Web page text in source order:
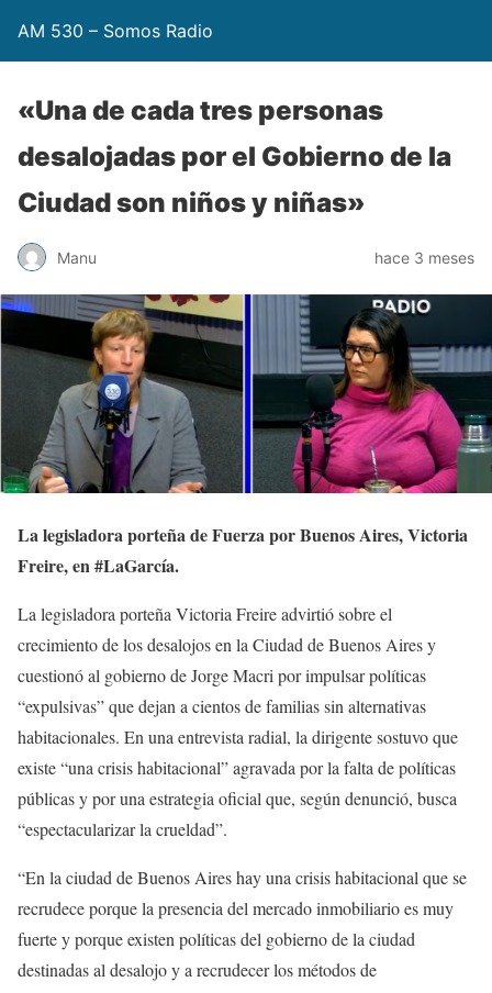
AM 530 – Somos Radio
«Una de cada tres personas
desalojadas por el Gobierno de la
Ciudad son niños y niñas»
Manu hace 3 meses
La legisladora porteña de Fuerza por Buenos Aires, Victoria
Freire, en #LaGarcía.
La legisladora porteña Victoria Freire advirtió sobre el
crecimiento de los desalojos en la Ciudad de Buenos Aires y
cuestionó al gobierno de Jorge Macri por impulsar políticas
“expulsivas” que dejan a cientos de familias sin alternativas
habitacionales. En una entrevista radial, la dirigente sostuvo que
existe “una crisis habitacional” agravada por la falta de políticas
públicas y por una estrategia oficial que, según denunció, busca
“espectacularizar la crueldad”.
“En la ciudad de Buenos Aires hay una crisis habitacional que se
recrudece porque la presencia del mercado inmobiliario es muy
fuerte y porque existen políticas del gobierno de la ciudad
destinadas al desalojo y a recrudecer los métodos de